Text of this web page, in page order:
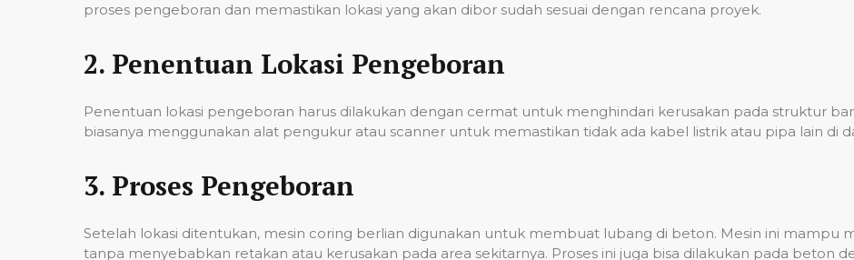
proses pengeboran dan memastikan lokasi yang akan dibor sudah sesuai dengan rencana proyek.
2. Penentuan Lokasi Pengeboran
Penentuan lokasi pengeboran harus dilakukan dengan cermat untuk menghindari kerusakan pada struktur
biasanya menggunakan alat pengukur atau scanner untuk memastikan tidak ada kabel listrik atau pipa lain di
3. Proses Pengeboran
Setelah lokasi ditentukan, mesin coring berlian digunakan untuk membuat lubang di beton. Mesin ini mampu
tanpa menyebabkan retakan atau kerusakan pada area sekitarnya. Proses ini juga bisa dilakukan pada beton